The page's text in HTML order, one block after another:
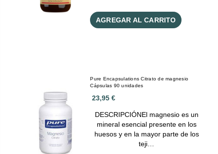
AGREGAR AL CARRITO
Pure Encapsulations Citrato de magnesio
Cápsulas 90 unidades
23,95 €
DESCRIPCIÓNEl magnesio es un
mineral esencial presente en los
huesos y en la mayor parte de los
teji…